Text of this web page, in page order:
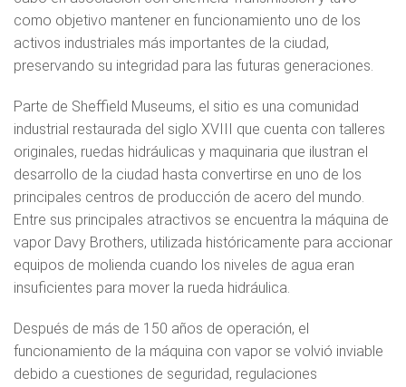
como objetivo mantener en funcionamiento uno de los
activos industriales más importantes de la ciudad,
preservando su integridad para las futuras generaciones.
Parte de Sheffield Museums, el sitio es una comunidad
industrial restaurada del siglo XVIII que cuenta con talleres
originales, ruedas hidráulicas y maquinaria que ilustran el
desarrollo de la ciudad hasta convertirse en uno de los
principales centros de producción de acero del mundo.
Entre sus principales atractivos se encuentra la máquina de
vapor Davy Brothers, utilizada históricamente para accionar
equipos de molienda cuando los niveles de agua eran
insuficientes para mover la rueda hidráulica.
Después de más de 150 años de operación, el
funcionamiento de la máquina con vapor se volvió inviable
debido a cuestiones de seguridad, regulaciones